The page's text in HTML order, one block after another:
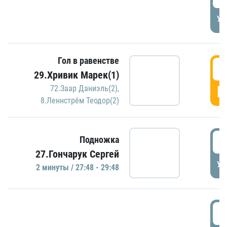
Гол в равенстве
29.Хривик Марек(1)
72.Заар Даниэль(2),
8.Леннстрём Теодор(2)
Подножка
27.Гончарук Сергей
2 минуты / 27:48 - 29:48